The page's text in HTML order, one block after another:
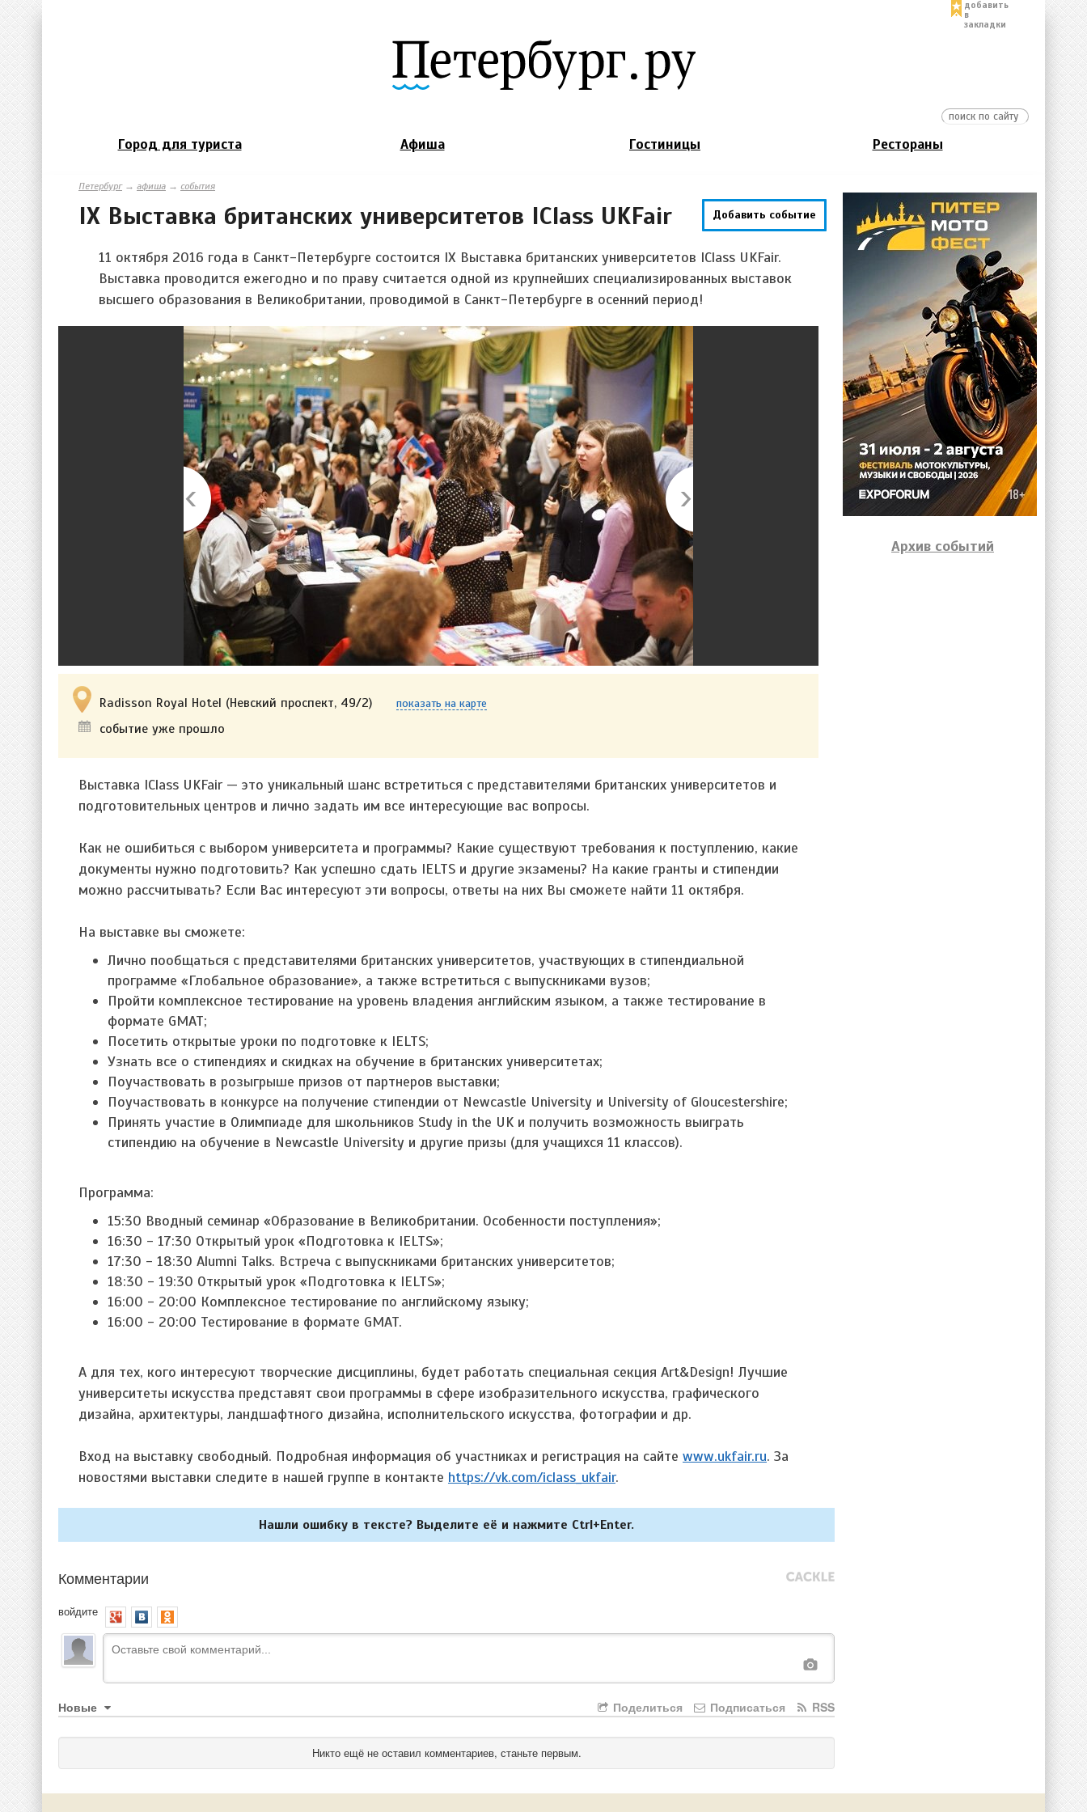
добавить
в
закладки
Город для туриста Афиша Гостиницы Рестораны
Петербург→ афиша → события
Добавить событие
IX Выставка британских университетов IClass UKFair
11 октября 2016 года в Санкт-Петербурге состоится IX Выставка британских университетов IClass UKFair.
Выставка проводится ежегодно и по праву считается одной из крупнейших специализированных выставок
высшего образования в Великобритании, проводимой в Санкт-Петербурге в осенний период!
Radisson Royal Hotel (Невский проспект, 49/2) показать на карте
событие уже прошло
Выставка IClass UKFair — это уникальный шанс встретиться с представителями британских университетов и
подготовительных центров и лично задать им все интересующие вас вопросы.
Как не ошибиться с выбором университета и программы? Какие существуют требования к поступлению, какие
документы нужно подготовить? Как успешно сдать IELTS и другие экзамены? На какие гранты и стипендии
можно рассчитывать? Если Вас интересуют эти вопросы, ответы на них Вы сможете найти 11 октября.
На выставке вы сможете:
Лично пообщаться с представителями британских университетов, участвующих в стипендиальной
программе «Глобальное образование», а также встретиться с выпускниками вузов;
Пройти комплексное тестирование на уровень владения английским языком, а также тестирование в
формате GMAT;
Посетить открытые уроки по подготовке к IELTS;
Узнать все о стипендиях и скидках на обучение в британских университетах;
Поучаствовать в розыгрыше призов от партнеров выставки;
Поучаствовать в конкурсе на получение стипендии от Newcastle University и University of Gloucestershire;
Принять участие в Олимпиаде для школьников Study in the UK и получить возможность выиграть
стипендию на обучение в Newcastle University и другие призы (для учащихся 11 классов).
Программа:
15:30 Вводный семинар «Образование в Великобритании. Особенности поступления»;
16:30 - 17:30 Открытый урок «Подготовка к IELTS»;
17:30 - 18:30 Alumni Talks. Встреча с выпускниками британских университетов;
18:30 - 19:30 Открытый урок «Подготовка к IELTS»;
16:00 - 20:00 Комплексное тестирование по английскому языку;
16:00 - 20:00 Тестирование в формате GMAT.
А для тех, кого интересуют творческие дисциплины, будет работать специальная секция Art&Design! Лучшие
университеты искусства представят свои программы в сфере изобразительного искусства, графического
дизайна, архитектуры, ландшафтного дизайна, исполнительского искусства, фотографии и др.
Вход на выставку свободный. Подробная информация об участниках и регистрация на сайте www.ukfair.ru. За
новостями выставки следите в нашей группе в контакте https://vk.com/iclass_ukfair.
Нашли ошибку в тексте? Выделите её и нажмите Ctrl+Enter.
Комментарии
войдите
Новые RSS
Подписаться
Поделиться
Никто ещё не оставил комментариев, станьте первым.
Архив событий